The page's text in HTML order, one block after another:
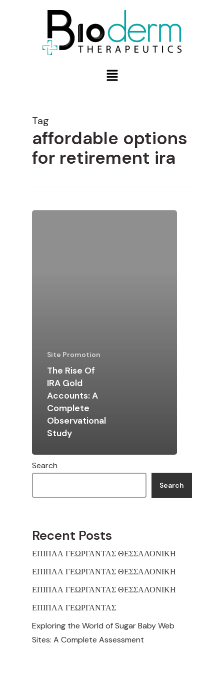
Tag
affordable options
for retirement ira
Site Promotion
The Rise Of
IRA Gold
Accounts: A
Complete
Observational
Study
Search
Search
Recent Posts
ΕΠΙΠΛΑ ΓΕΩΡΓΑΝΤΑΣ ΘΕΣΣΑΛΟΝΙΚΗ
ΕΠΙΠΛΑ ΓΕΩΡΓΑΝΤΑΣ ΘΕΣΣΑΛΟΝΙΚΗ
ΕΠΙΠΛΑ ΓΕΩΡΓΑΝΤΑΣ ΘΕΣΣΑΛΟΝΙΚΗ
ΕΠΙΠΛΑ ΓΕΩΡΓΑΝΤΑΣ
Exploring the World of Sugar Baby Web
Sites: A Complete Assessment